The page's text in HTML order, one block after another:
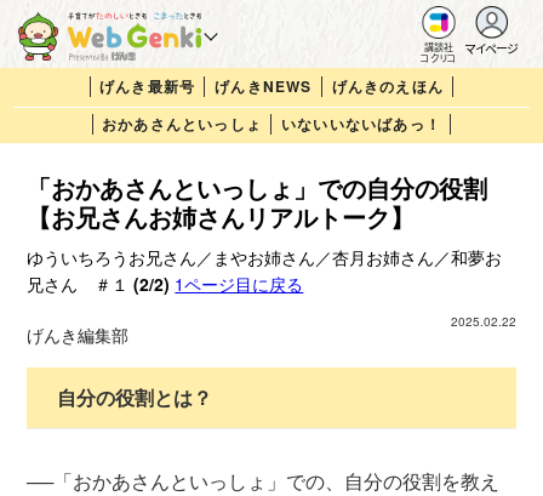
講談社
コクリコ
マイページ
げんき最新号 げんきNEWS
げんきのえほん
おかあさんといっしょ
いないいないばあっ！
「おかあさんといっしょ」での自分の役割
【お兄さんお姉さんリアルトーク】
ゆういちろうお兄さん／まやお姉さん／杏月お姉さん／和夢お
兄さん ＃１(2/2) 1ページ目に戻る
2025.02.22
げんき編集部
自分の役割とは？
──「おかあさんといっしょ」での、自分の役割を教え